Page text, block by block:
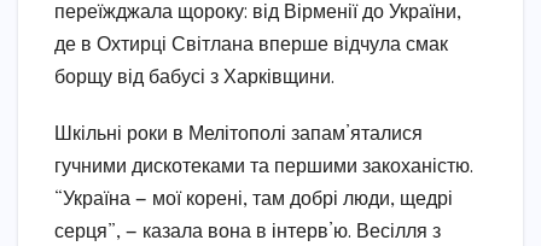
переїжджала щороку: від Вірменії до України,
де в Охтирці Світлана вперше відчула смак
борщу від бабусі з Харківщини.
Шкільні роки в Мелітополі запам’яталися
гучними дискотеками та першими закоханістю.
“Україна — мої корені, там добрі люди, щедрі
серця”, — казала вона в інтерв’ю. Весілля з